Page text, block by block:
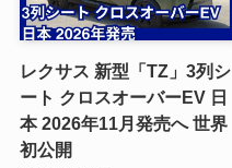
レクサス 新型「TZ」3列シ
ート クロスオーバーEV 日
本 2026年11月発売へ 世界
初公開